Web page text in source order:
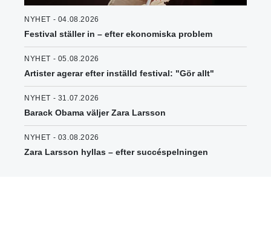
NYHET - 04.08.2026
Festival ställer in – efter ekonomiska problem
NYHET - 05.08.2026
Artister agerar efter inställd festival: "Gör allt"
NYHET - 31.07.2026
Barack Obama väljer Zara Larsson
NYHET - 03.08.2026
Zara Larsson hyllas – efter succéspelningen